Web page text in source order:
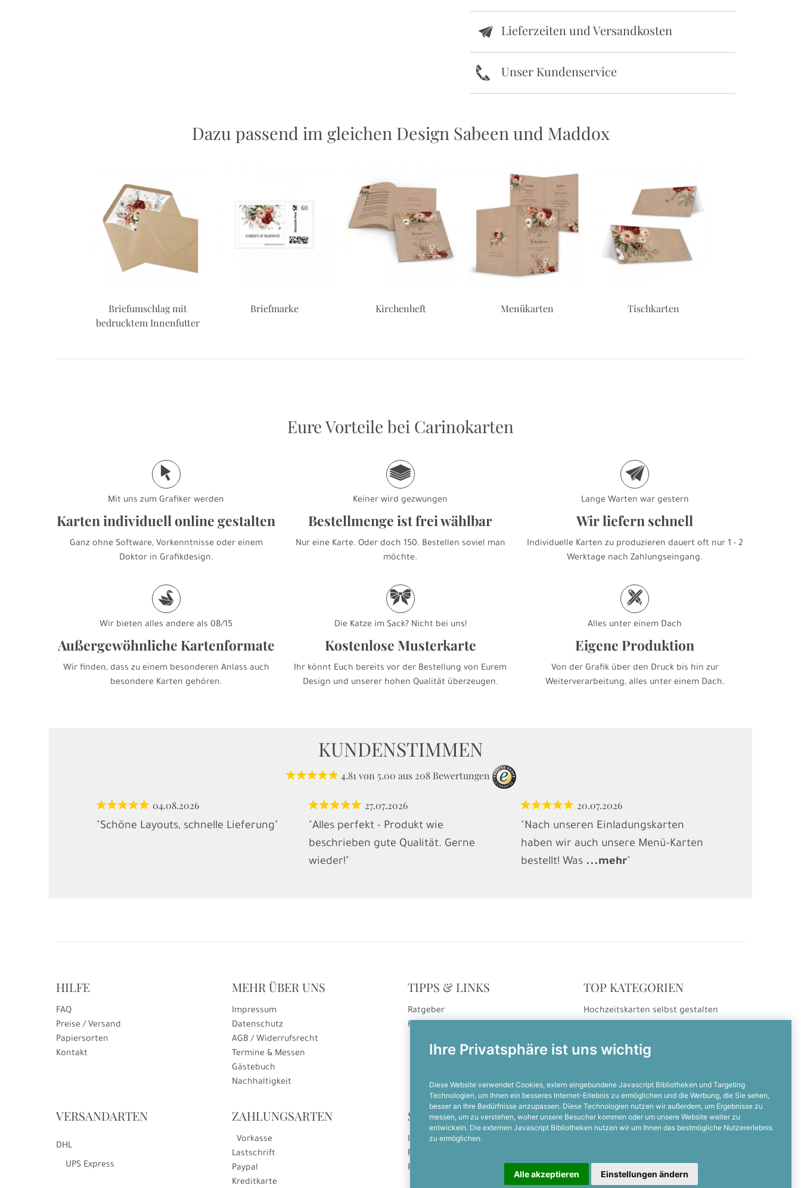
Ihre Privatsphäre ist uns wichtig
Diese Website verwendet Cookies, extern eingebundene Javascript Bibliotheken und Targeting
Technologien, um Ihnen ein besseres Internet-Erlebnis zu ermöglichen und die Werbung, die Sie sehen,
besser an Ihre Bedürfnisse anzupassen. Diese Technologien nutzen wir außerdem, um Ergebnisse zu
messen, um zu verstehen, woher unsere Besucher kommen oder um unsere Website weiter zu
entwickeln. Die externen Javascript Bibliotheken nutzen wir um Ihnen das bestmögliche Nutzererlebnis
zu ermöglichen.
Alle akzeptieren Einstellungen ändern
e Lieferzeiten und Versandkosten
k Unser Kundenservice
Dazu passend im gleichen Design Sabeen und Maddox
Briefumschlag mit
bedrucktem Innenfutter
Briefmarke Kirchenheft Menükarten Tischkarten
Eure Vorteile bei Carinokarten
j
Mit uns zum Grafiker werden
Karten individuell online gestalten
Ganz ohne Software, Vorkenntnisse oder einem
Doktor in Grafikdesign.
g
Keiner wird gezwungen
Bestellmenge ist frei wählbar
Nur eine Karte. Oder doch 150. Bestellen soviel man
möchte.
e
Lange Warten war gestern
Wir liefern schnell
Individuelle Karten zu produzieren dauert oft nur 1 - 2
Werktage nach Zahlungseingang.
s
Wir bieten alles andere als 08/15
Außergewöhnliche Kartenformate
Wir finden, dass zu einem besonderen Anlass auch
besondere Karten gehören.
r
Die Katze im Sack? Nicht bei uns!
Kostenlose Musterkarte
Ihr könnt Euch bereits vor der Bestellung von Eurem
Design und unserer hohen Qualität überzeugen.
h
Alles unter einem Dach
Eigene Produktion
Von der Grafik über den Druck bis hin zur
Weiterverarbeitung, alles unter einem Dach.
KUNDENSTIMMEN
4.81von 5.00 aus 208 Bewertungen
04.08.2026
"Schöne Layouts, schnelle Lieferung"
27.07.2026
"Alles perfekt - Produkt wie
beschrieben gute Qualität. Gerne
wieder!"
20.07.2026
"Nach unseren Einladungskarten
haben wir auch unsere Menü-Karten
bestellt! Was ...mehr
HILFE
FAQ
Preise / Versand
Papiersorten
Kontakt
MEHR ÜBER UNS
Impressum
Datenschutz
AGB / Widerrufsrecht
Termine & Messen
Gästebuch
Nachhaltigkeit
TIPPS & LINKS
Ratgeber
Hinweise zur Gutscheineinlösung
TOP KATEGORIEN
Hochzeitskarten selbst gestalten
Einladungskarten selbst gestalten
NOCH FRAGEN?
VERSANDARTEN
DHL
UPS Express
ZAHLUNGSARTEN
Vorkasse
Lastschrift
Paypal
Kreditkarte
SOCIAL MEDIA
Instagram
Facebook
Pinterest